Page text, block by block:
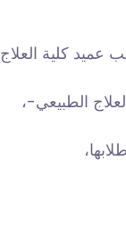
عميد كلية العلاج
الطبيعي-،